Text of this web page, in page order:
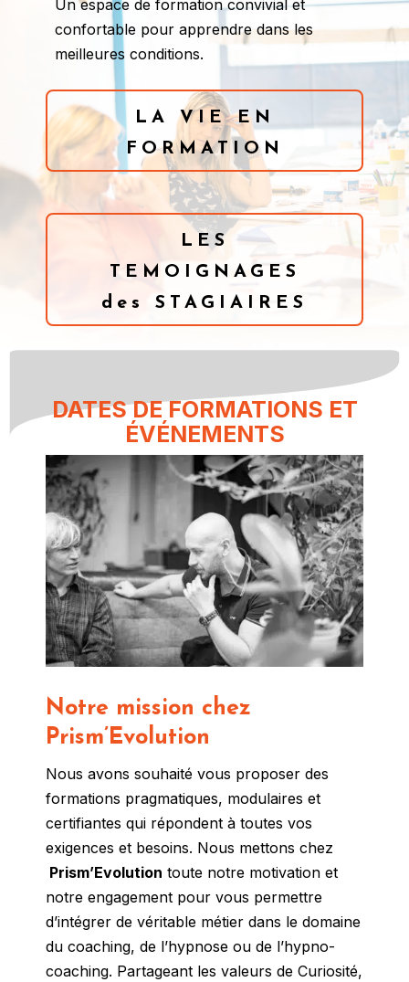
Un espace de formation convivial et
confortable pour apprendre dans les
meilleures conditions.
LA VIE EN
FORMATION
LES
TEMOIGNAGES
des STAGIAIRES
DATES DE FORMATIONS ET
ÉVÉNEMENTS
Notre mission chez
Prism’Evolution
Nous avons souhaité vous proposer des
formations pragmatiques, modulaires et
certifiantes qui répondent à toutes vos
exigences et besoins. Nous mettons chez
Prism’Evolution toute notre motivation et
notre engagement pour vous permettre
d’intégrer de véritable métier dans le domaine
du coaching, de l’hypnose ou de l’hypno-
coaching. Partageant les valeurs de Curiosité,